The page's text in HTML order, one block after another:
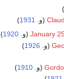
)
1931
)
January
1920
)
1926
)
1910
)